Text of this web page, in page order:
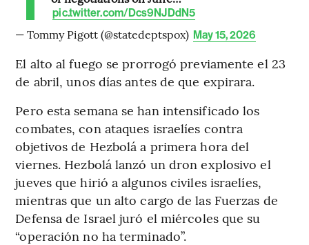
pic.twitter.com/Dcs9NJDdN5
— Tommy Pigott (@statedeptspox) May 15, 2026
El alto al fuego se prorrogó previamente el 23
de abril, unos días antes de que expirara.
Pero esta semana se han intensificado los
combates, con ataques israelíes contra
objetivos de Hezbolá a primera hora del
viernes. Hezbolá lanzó un dron explosivo el
jueves que hirió a algunos civiles israelíes,
mientras que un alto cargo de las Fuerzas de
Defensa de Israel juró el miércoles que su
“operación no ha terminado”.